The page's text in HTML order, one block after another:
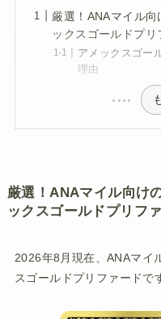
厳選！ANAマイル
ックスゴールドプリ
アメックスゴー
理由
厳選！ANAマイル向け
ックスゴールドプリフ
2026年8月現在、ANAマイ
スゴールドプリファードで